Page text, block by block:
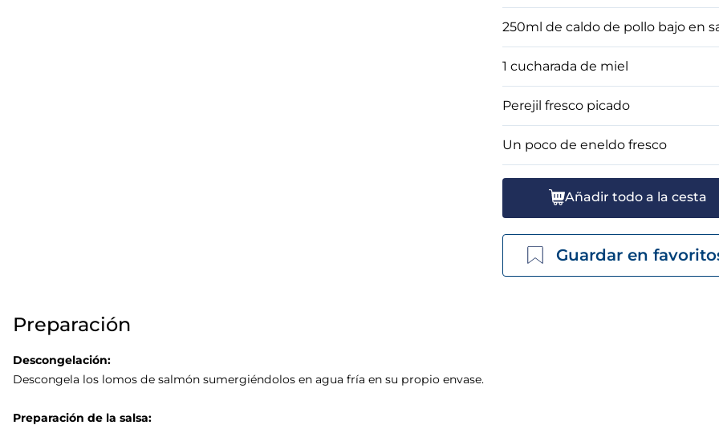
250ml de caldo de pollo bajo en
1 cucharada de miel
Perejil fresco picado
Un poco de eneldo fresco
Añadir todo a la cesta
Guardar en
Preparación
Descongelación:
Descongela los lomos de salmón sumergiéndolos en agua fría en su propio envase.
Preparación de la salsa: